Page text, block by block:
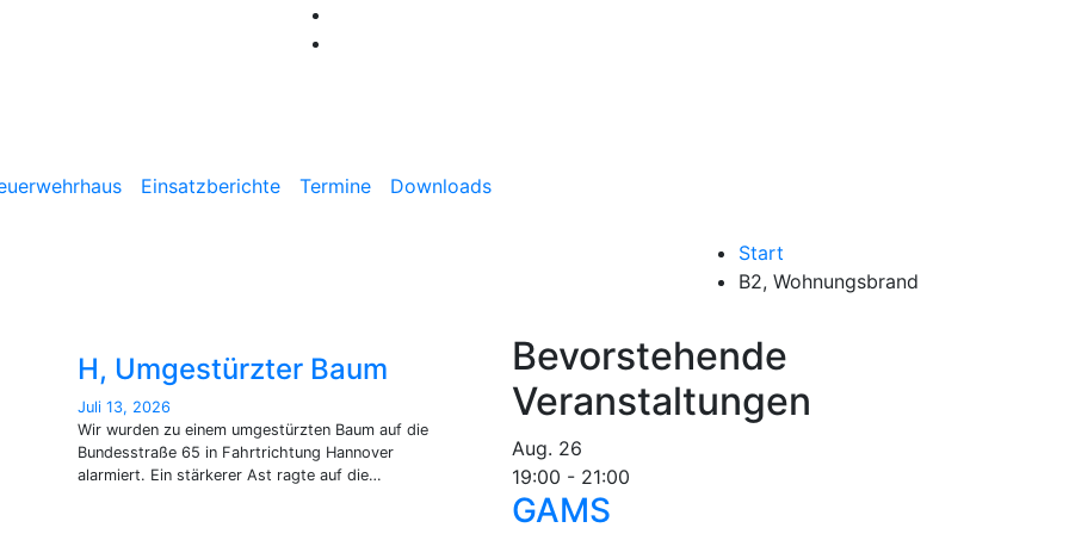
Einsatzberichte Termine Downloads
Start
B2, Wohnungsbrand
H, Umgestürzter Baum
Juli 13, 2026
Wir wurden zu einem umgestürzten Baum auf die
Bundesstraße 65 in Fahrtrichtung Hannover
alarmiert. Ein stärkerer Ast ragte auf die…
Bevorstehende
Veranstaltungen
Aug. 26
19:00 - 21:00
GAMS